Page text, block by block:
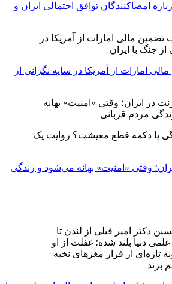
امضاکنندگان توافق احتمالی ایران و
امارات از آمریکا در سایه نگرانی از
یا دکمه قطع معیشت؟ روایت یک
وقتی «امنیت» بهانه می‌شود و زندگی